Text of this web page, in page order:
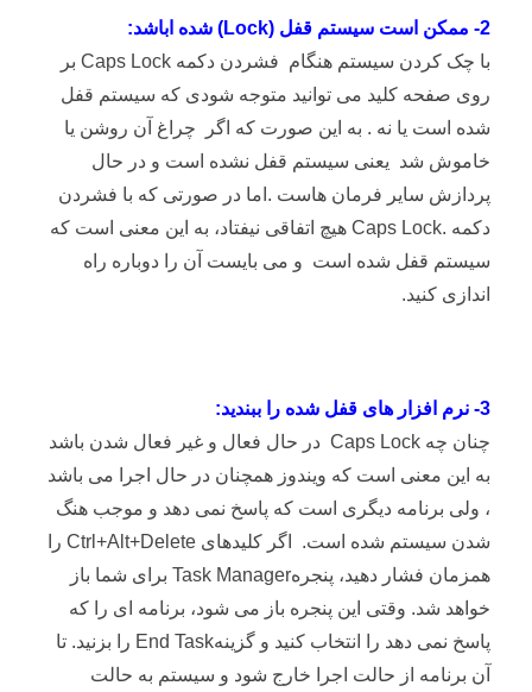
2- ممکن است سیستم قفل (Lock) شده اباشد:
با چک کردن سیستم هنگام فشردن دکمه Caps Lock بر
روی صفحه کلید می توانید متوجه شودی که سیستم قفل
شده است یا نه . به این صورت که اگر چراغ آن روشن یا
خاموش شد یعنی سیستم قفل نشده است و در حال
پردازش سایر فرمان هاست .اما در صورتی که با فشردن
دکمه .Caps Lock هیچ اتفاقی نیفتاد، به این معنی است که
سیستم قفل شده است و می بایست آن را دوباره راه
اندازی کنید.
3- نرم افزار های قفل شده را ببندید:
چنان چه Caps Lock در حال فعال و غیر فعال شدن باشد
به این معنی است که ویندوز همچنان در حال اجرا می باشد
، ولی برنامه دیگری است که پاسخ نمی دهد و موجب هنگ
شدن سیستم شده است. اگر کلیدهای Ctrl+Alt+Delete را
همزمان فشار دهید، پنجرهTask Manager برای شما باز
خواهد شد. وقتی این پنجره باز می شود، برنامه ای را که
پاسخ نمی دهد را انتخاب کنید و گزینهEnd Task را بزنید. تا
آن برنامه از حالت اجرا خارج شود و سیستم به حالت